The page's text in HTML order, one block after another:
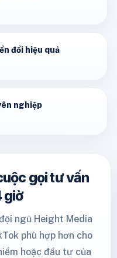
đổi hiệu quả
nghiệp
gọi tư vấn
giờ
ngũ Height Media
phù hợp hơn cho
hoặc đầu tư của